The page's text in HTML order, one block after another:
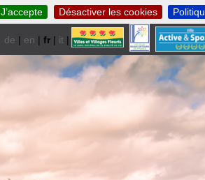
J’accepte Désactiver les cookies
de | en | fr | it |nl